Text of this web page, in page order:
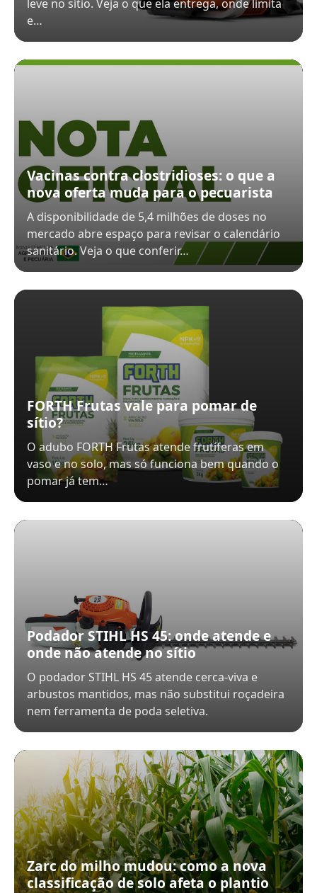
leve no sítio. Veja o que ela entrega, onde limita
e…
Vacinas contra clostridioses: o que a
nova oferta muda para o pecuarista
A disponibilidade de 5,4 milhões de doses no
mercado abre espaço para revisar o calendário
sanitário. Veja o que conferir…
FORTH Frutas vale para pomar de
sítio?
O adubo FORTH Frutas atende frutíferas em
vaso e no solo, mas só funciona bem quando o
pomar já tem…
Podador STIHL HS 45: onde atende e
onde não atende no sítio
O podador STIHL HS 45 atende cerca-viva e
arbustos mantidos, mas não substitui roçadeira
nem ferramenta de poda seletiva.
Zarc do milho mudou: como a nova
classificação de solo afeta o plantio